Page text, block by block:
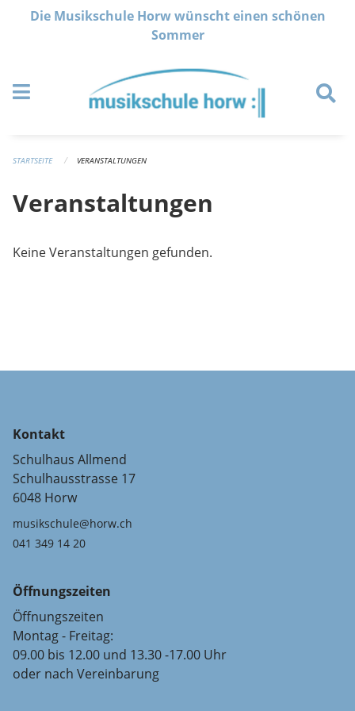
Navigation überspringen
Die Musikschule Horw wünscht einen schönen
Sommer
STARTSEITE VERANSTALTUNGEN
Veranstaltungen
Keine Veranstaltungen gefunden.
Kontakt
Schulhaus Allmend
Schulhausstrasse 17
6048 Horw
musikschule@horw.ch
041 349 14 20
Öffnungszeiten
Öffnungszeiten
Montag - Freitag:
09.00 bis 12.00 und 13.30 -17.00 Uhr
oder nach Vereinbarung